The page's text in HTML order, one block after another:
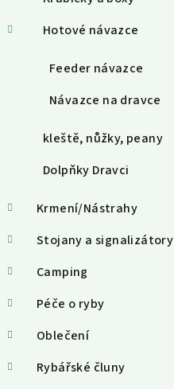
Hotové návazce
Feeder návazce
Návazce na dravce
kleště, nůžky, peany
Dolpňky Dravci
Krmení/Nástrahy
Stojany a signalizátory
Camping
Péče o ryby
Oblečení
Rybářské čluny